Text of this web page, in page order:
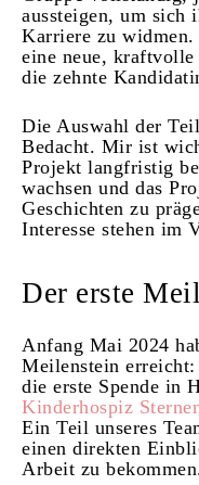
aussteigen, um sich
Karriere zu
eine neue,
die zehnte
Die Auswahl der
Bedacht. Mir ist
Projekt langfristig
wachsen und das
Geschichten zu
Interesse stehen im
Der erste
Anfang Mai 2024
Meilenstein
die erste Spende in
Kinderhospiz
Ein Teil unseres
einen direkten
Arbeit zu